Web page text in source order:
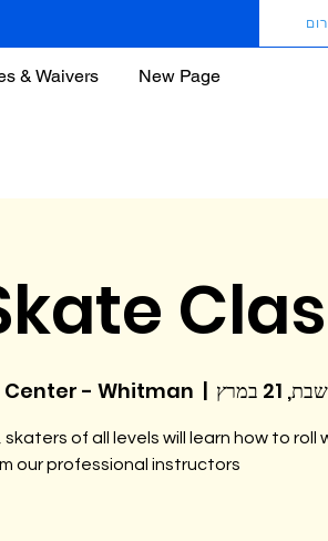
& Waivers New Page
שבת, 21 במרץ
  |
Center - Whitman
of all levels will learn how to roll
our professional instructors.